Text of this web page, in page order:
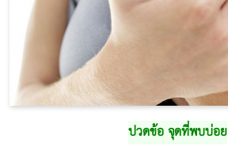
ปวดข้อ จุดที่พบบ่อย